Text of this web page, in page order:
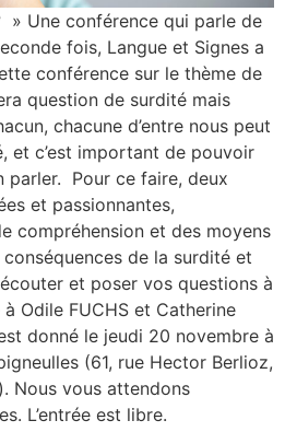
» Une conférence qui parle de
fois, Langue et Signes a
conférence sur le thème de
question de surdité mais
chacune d’entre nous peut
et c’est important de pouvoir
parler. Pour ce faire, deux
et passionnantes,
compréhension et des moyens
de la surdité et
et poser vos questions à
Odile FUCHS et Catherine
donné le jeudi 20 novembre à
(61, rue Hector Berlioz,
Nous vous attendons
L’entrée est libre.